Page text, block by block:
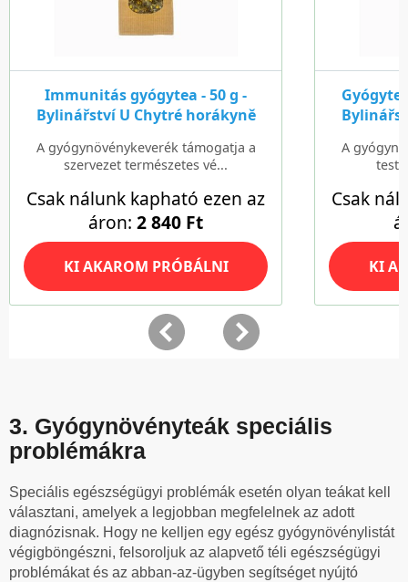
3. Gyógynövényteák speciális
problémákra
Speciális egészségügyi problémák esetén olyan teákat kell
választani, amelyek a legjobban megfelelnek az adott
diagnózisnak. Hogy ne kelljen egy egész gyógynövénylistát
végigböngészni, felsoroljuk az alapvető téli egészségügyi
problémákat és az abban-az-ügyben segítséget nyújtó